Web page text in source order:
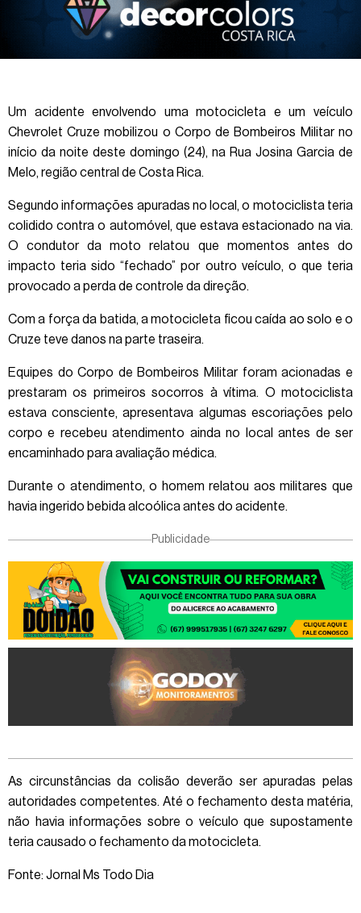
Um acidente envolvendo uma motocicleta e um veículo
Chevrolet Cruze mobilizou o Corpo de Bombeiros Militar no
início da noite deste domingo (24), na Rua Josina Garcia de
Melo, região central de Costa Rica.
Segundo informações apuradas no local, o motociclista teria
colidido contra o automóvel, que estava estacionado na via.
O condutor da moto relatou que momentos antes do
impacto teria sido “fechado” por outro veículo, o que teria
provocado a perda de controle da direção.
Com a força da batida, a motocicleta ficou caída ao solo e o
Cruze teve danos na parte traseira.
Equipes do Corpo de Bombeiros Militar foram acionadas e
prestaram os primeiros socorros à vítima. O motociclista
estava consciente, apresentava algumas escoriações pelo
corpo e recebeu atendimento ainda no local antes de ser
encaminhado para avaliação médica.
Durante o atendimento, o homem relatou aos militares que
havia ingerido bebida alcoólica antes do acidente.
Publicidade
As circunstâncias da colisão deverão ser apuradas pelas
autoridades competentes. Até o fechamento desta matéria,
não havia informações sobre o veículo que supostamente
teria causado o fechamento da motocicleta.
Fonte: Jornal Ms Todo Dia